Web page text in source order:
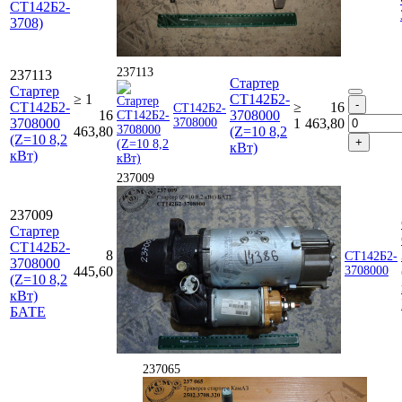
СТ142Б2-
3708)
237113
Стартер
СТ142Б2-
3708000
(Z=10 8,2
кВт)
≥ 1
16
463,80
237113
СТ142Б2-
3708000
Стартер
СТ142Б2-
3708000
(Z=10 8,2
кВт)
≥
1
16
463,80
237009
Стартер
СТ142Б2-
3708000
(Z=10 8,2
кВт)
БАТЕ
8
445,60
237009
СТ142Б2-
3708000
237065